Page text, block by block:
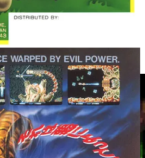
(un FPS rétro à laWolfenstein
Cursed Castilla
Toxic Tomb
Master System) ; ou encore le
en 2017.